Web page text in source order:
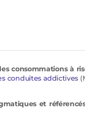
consommations à
conduites addictives
et